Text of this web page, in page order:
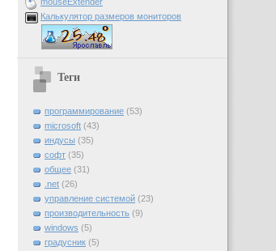
Калькулятор размеров мониторов
Теги
программирование (53)
microsoft (43)
индусы (35)
софт (35)
общее (31)
.net (26)
управление системой (23)
производительность (9)
windows (5)
градусник (5)